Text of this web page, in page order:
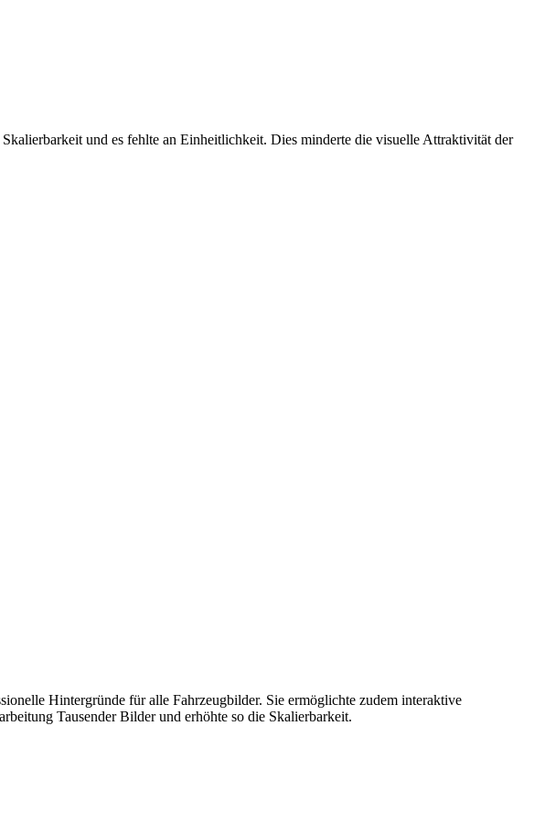
und es fehlte an Einheitlichkeit. Dies minderte die visuelle Attraktivität der
Hintergründe für alle Fahrzeugbilder. Sie ermöglichte zudem interaktive
Tausender Bilder und erhöhte so die Skalierbarkeit.